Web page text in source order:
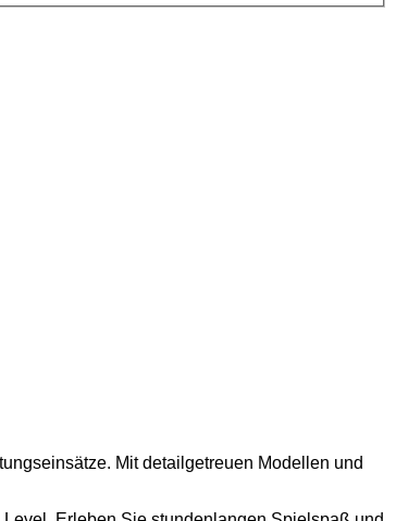
Mit detailgetreuen Modellen und